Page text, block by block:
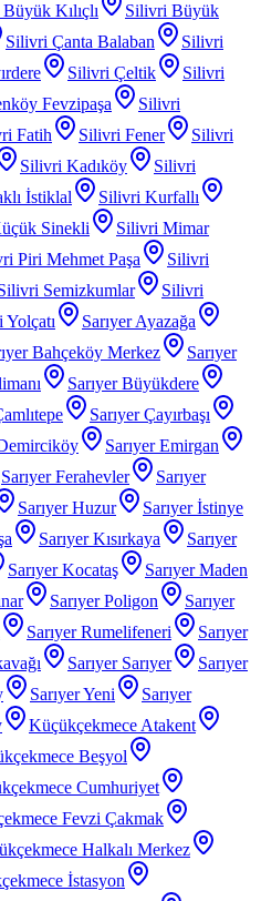
Kılıçlı
Silivri Büyük
Silivri Çanta Balaban
Silivri
Silivri Çeltik
Silivri
Fevzipaşa
Silivri
Fatih Silivri Fener
Silivri
Silivri Kadıköy
Silivri
İstiklal
Silivri Kurfallı
Sinekli
Silivri Mimar
Piri Mehmet Paşa
Silivri
Semizkumlar
Silivri
Sarıyer Ayazağa
Bahçeköy Merkez
Sarıyer
Sarıyer Büyükdere
Sarıyer Çayırbaşı
Sarıyer Emirgan
Sarıyer Ferahevler
Sarıyer
Sarıyer Huzur
Sarıyer İstinye
Sarıyer Kısırkaya
Sarıyer
Sarıyer Kocataş
Sarıyer Maden
Sarıyer Poligon
Sarıyer
Sarıyer Rumelifeneri
Sarıyer
Sarıyer Sarıyer
Sarıyer
Sarıyer Yeni
Sarıyer
Küçükçekmece Atakent
Beşyol
Cumhuriyet
Fevzi Çakmak
Halkalı Merkez
İstasyon